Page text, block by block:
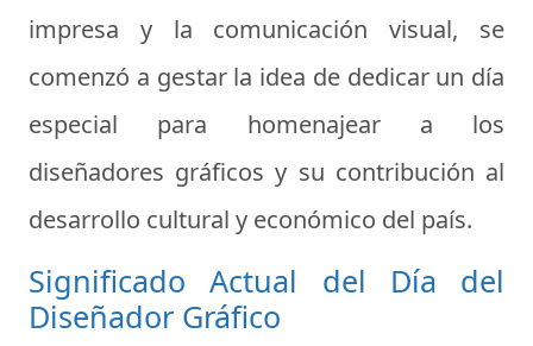
impresa y la comunicación visual, se
comenzó a gestar la idea de dedicar un día
especial para homenajear a los
diseñadores gráficos y su contribución al
desarrollo cultural y económico del país.
Significado Actual del Día del
Diseñador Gráfico